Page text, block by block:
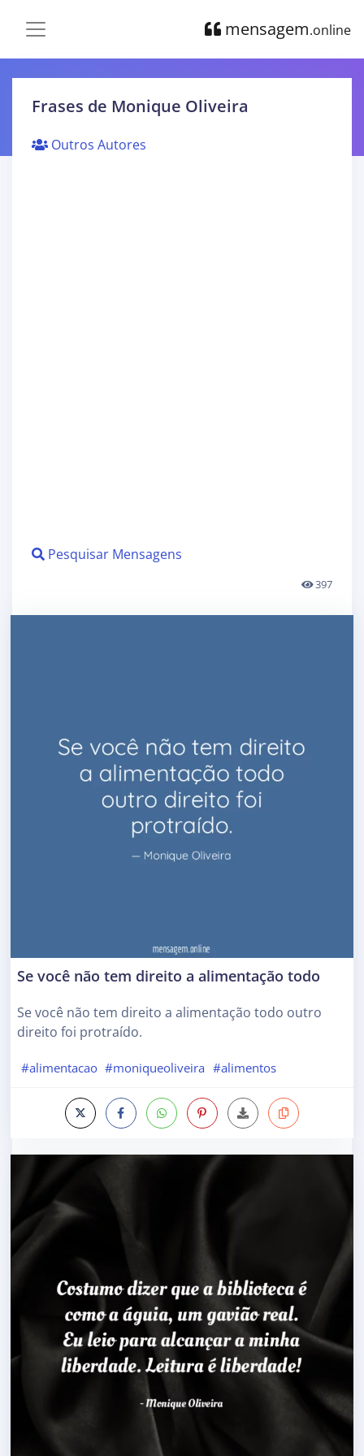
mensagem.online
Frases de Monique Oliveira
Outros Autores
Pesquisar Mensagens
397
Se você não tem direito a alimentação todo
Se você não tem direito a alimentação todo outro
direito foi protraído.
#alimentacao #moniqueoliveira #alimentos